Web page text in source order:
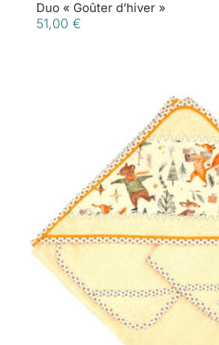
Duo « Goûter d’hiver »
51,00 €